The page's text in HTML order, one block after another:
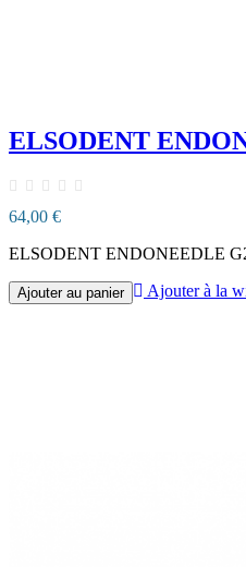
ELSODENT
64,00 €
ELSODENT ENDONEEDLE
Ajouter au panier Ajouter à la